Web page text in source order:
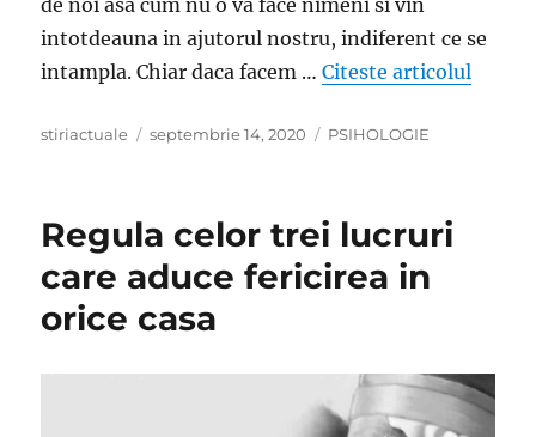
intotdeauna in ajutorul nostru, indiferent ce se
intampla. Chiar daca facem …Citeste articolul
Author
stiriactuale
Posted
septembrie 14, 2020 Categories
PSIHOLOGIE
Regula celor trei lucruri
care aduce fericirea in
orice casa